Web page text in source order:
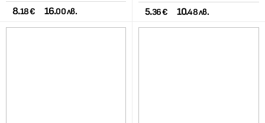
8.18 € 16.00 лв. 5.36 € 10.48 лв.